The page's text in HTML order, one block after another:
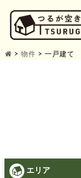
> 物件 > 一戸建て
エリア